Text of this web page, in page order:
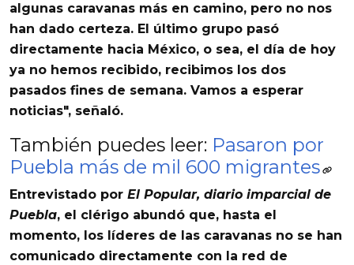
algunas caravanas más en camino, pero no nos
han dado certeza. El último grupo pasó
directamente hacia México, o sea, el día de hoy
ya no hemos recibido, recibimos los dos
pasados fines de semana. Vamos a esperar
noticias", señaló.
También puedes leer: Pasaron por
Puebla más de mil 600 migrantes
Entrevistado por El Popular, diario imparcial de
Puebla, el clérigo abundó que, hasta el
momento, los líderes de las caravanas no se han
comunicado directamente con la red de